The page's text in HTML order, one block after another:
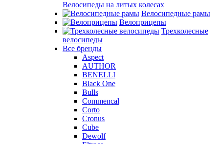
Велосипеды на литых колесах
Велосипедные рамы
Велоприцепы
Трехколесные
велосипеды
Все бренды
Aspect
AUTHOR
BENELLI
Black One
Bulls
Commencal
Corto
Cronus
Cube
Dewolf